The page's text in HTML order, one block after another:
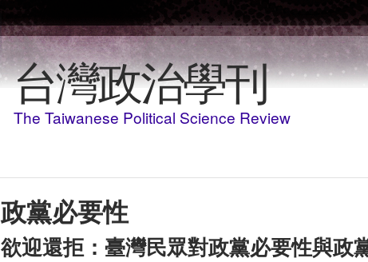
移至主內容
台灣政治學刊
The Taiwanese Political Science Review
政黨必要性
欲迎還拒：臺灣民眾對政黨必要性與政